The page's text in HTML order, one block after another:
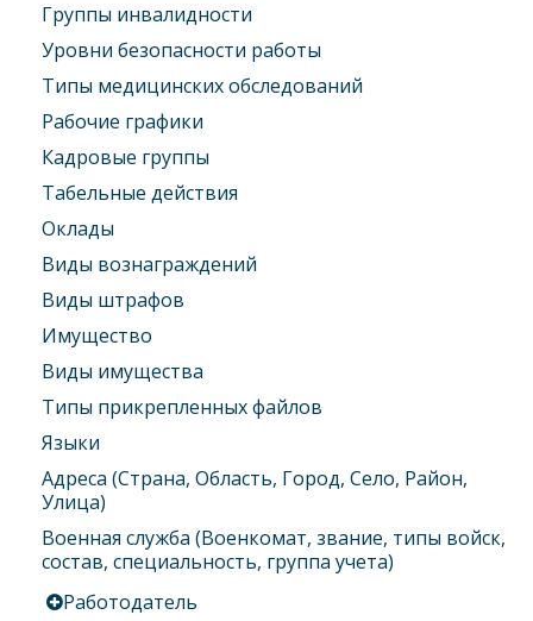
Группы инвалидности
Уровни безопасности работы
Типы медицинских обследований
Рабочие графики
Кадровые группы
Табельные действия
Оклады
Виды вознаграждений
Виды штрафов
Имущество
Виды имущества
Типы прикрепленных файлов
Языки
Адреса (Страна, Область, Город, Село, Район,
Улица)
Военная служба (Военкомат, звание, типы войск,
состав, специальность, группа учета)
Работодатель